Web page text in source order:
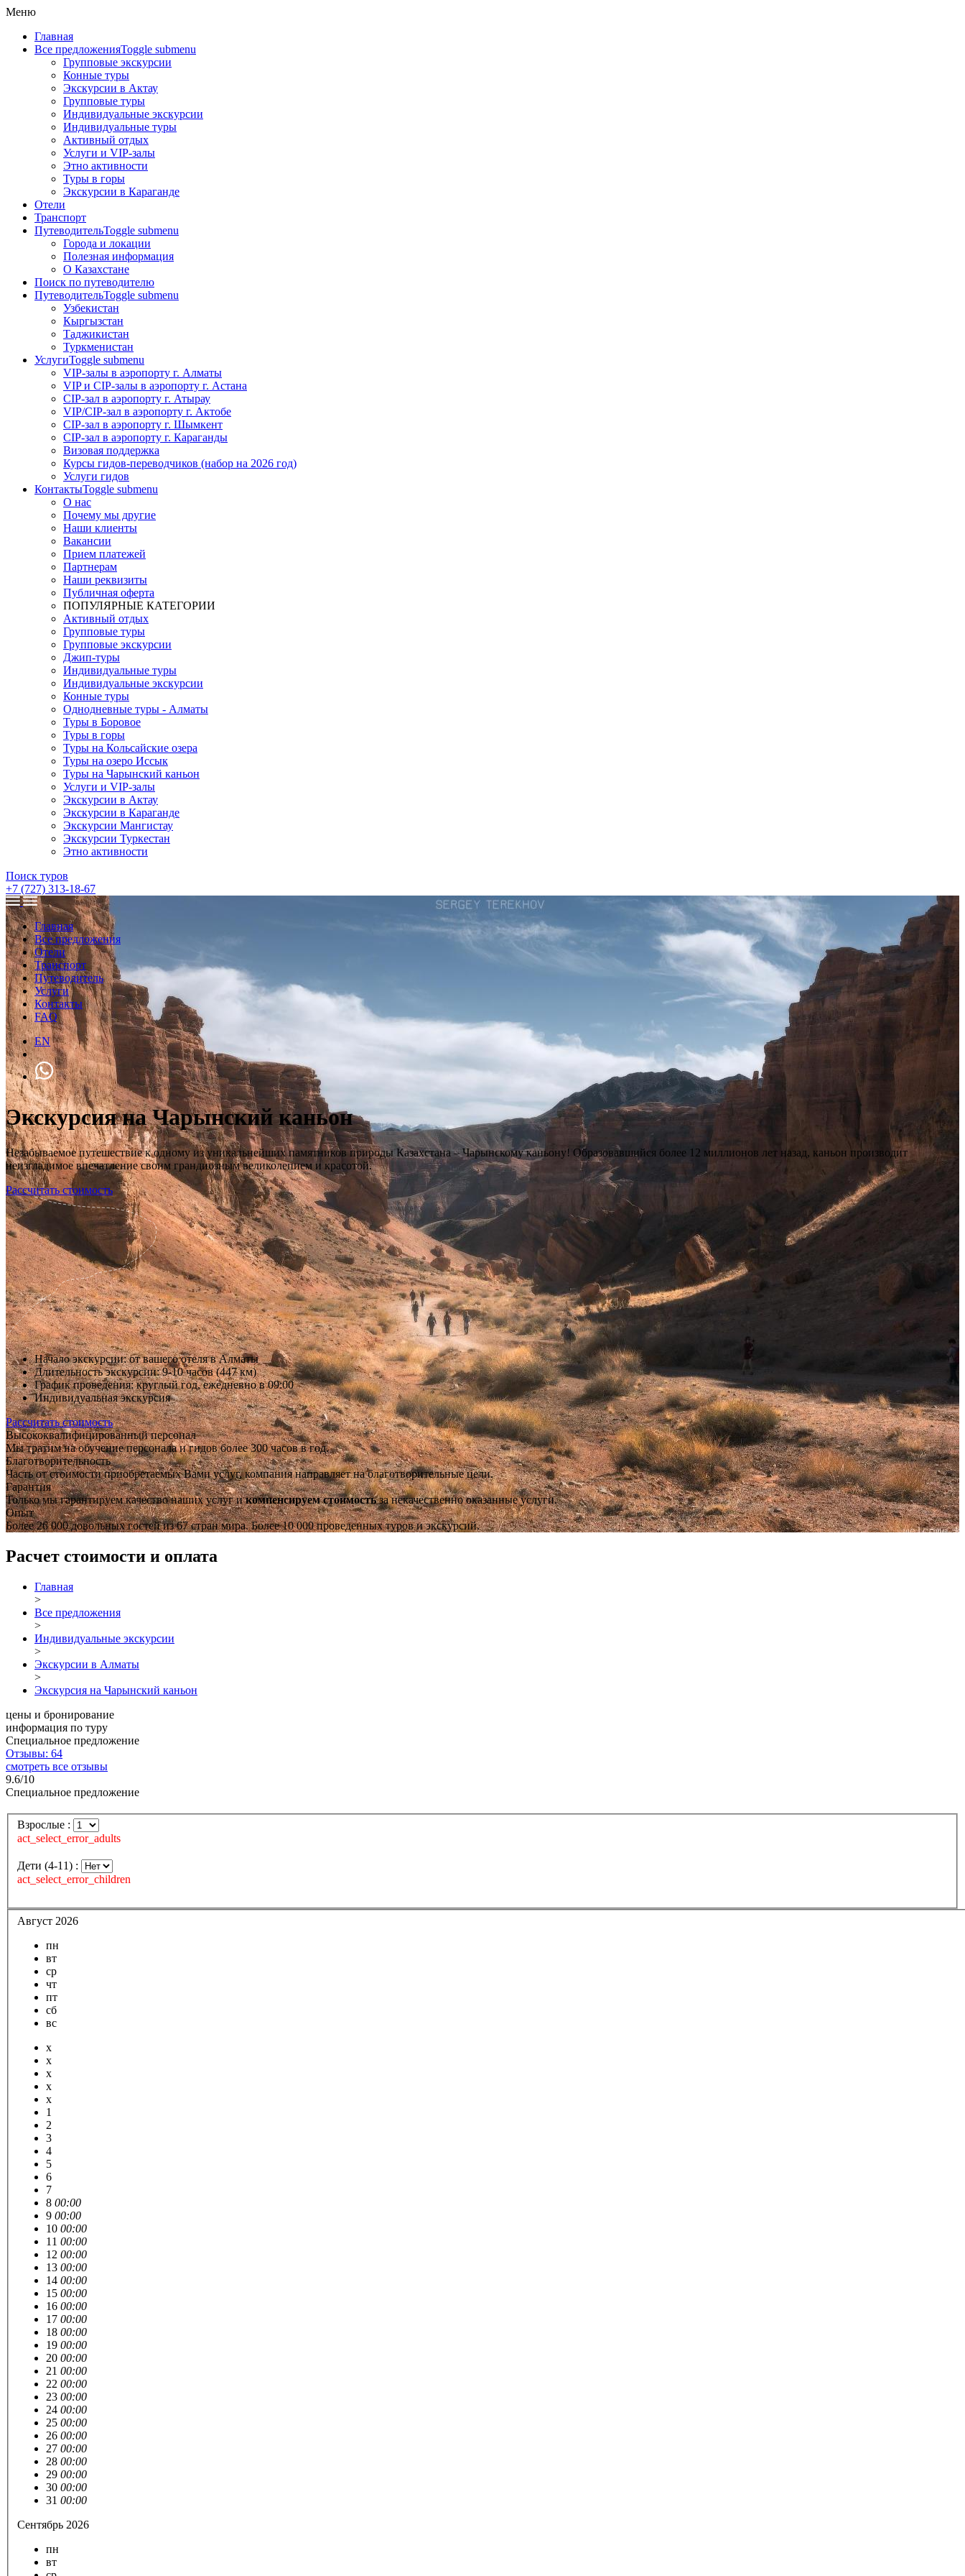
Меню
Главная
Все предложенияToggle submenu
Групповые экскурсии
Конные туры
Экскурсии в Актау
Групповые туры
Индивидуальные экскурсии
Индивидуальные туры
Активный отдых
Услуги и VIP-залы
Этно активности
Туры в горы
Экскурсии в Караганде
Отели
Транспорт
ПутеводительToggle submenu
Города и локации
Полезная информация
О Казахстане
Поиск по путеводителю
ПутеводительToggle submenu
Узбекистан
Кыргызстан
Таджикистан
Туркменистан
УслугиToggle submenu
VIP-залы в аэропорту г. Алматы
VIP и CIP-залы в аэропорту г. Астана
CIP-зал в аэропорту г. Атырау
VIP/CIP-зал в аэропорту г. Актобе
CIP-зал в аэропорту г. Шымкент
CIP-зал в аэропорту г. Караганды
Визовая поддержка
Курсы гидов-переводчиков (набор на 2026 год)
Услуги гидов
КонтактыToggle submenu
О нас
Почему мы другие
Наши клиенты
Вакансии
Прием платежей
Партнерам
Наши реквизиты
Публичная оферта
ПОПУЛЯРНЫЕ КАТЕГОРИИ
Активный отдых
Групповые туры
Групповые экскурсии
Джип-туры
Индивидуальные туры
Индивидуальные экскурсии
Конные туры
Однодневные туры - Алматы
Туры в Боровое
Туры в горы
Туры на Кольсайские озера
Туры на озеро Иссык
Туры на Чарынский каньон
Услуги и VIP-залы
Экскурсии в Актау
Экскурсии в Караганде
Экскурсии Мангистау
Экскурсии Туркестан
Этно активности
Поиск туров
+7 (727) 313-18-67
Главная
Все предложения
Отели
Транспорт
Путеводитель
Услуги
Контакты
FAQ
EN
Экскурсия на Чарынский каньон
Незабываемое путешествие к одному из уникальнейших памятников природы Казахстана – Чарынскому каньону! Образовавшийся более 12 миллионов лет назад, каньон производит
неизгладимое впечатление своим грандиозным великолепием и красотой.
Рассчитать стоимость
Начало экскурсии: от вашего отеля в Алматы
Длительность экскурсии: 9-10 часов (447 км)
График проведения: круглый год, ежедневно в 09:00
Индивидуальная экскурсия
Рассчитать стоимость
Высококвалифицированный персонал
Мы тратим на обучение персонала и гидов более 300 часов в год.
Благотворительность
Часть от стоимости приобретаемых Вами услуг, компания направляет на благотворительные цели.
Гарантия
Только мы гарантируем качество наших услуг икомпенсируем стоимостьза некачественно оказанные услуги.
Опыт
Более 26 000 довольных гостей из 67 стран мира. Более 10 000 проведенных туров и экскурсий.
Расчет стоимости и оплата
Главная
>
Все предложения
>
Индивидуальные экскурсии
>
Экскурсии в Алматы
>
Экскурсия на Чарынский каньон
цены и бронирование
информация по туру
Специальное предложение
Отзывы: 64
смотреть все отзывы
9.6/10
Специальное предложение
Взрослые :
act_select_error_adults
Дети (4-11) :
act_select_error_children
Август 2026
пн
вт
ср
чт
пт
сб
вс
x
x
x
x
x
1
2
3
4
5
6
7
8 00:00
9 00:00
10 00:00
11 00:00
12 00:00
13 00:00
14 00:00
15 00:00
16 00:00
17 00:00
18 00:00
19 00:00
20 00:00
21 00:00
22 00:00
23 00:00
24 00:00
25 00:00
26 00:00
27 00:00
28 00:00
29 00:00
30 00:00
31 00:00
Сентябрь 2026
пн
вт